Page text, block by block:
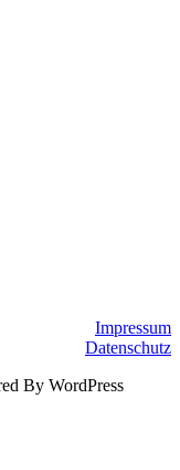
Impressum
Datenschutz
By WordPress